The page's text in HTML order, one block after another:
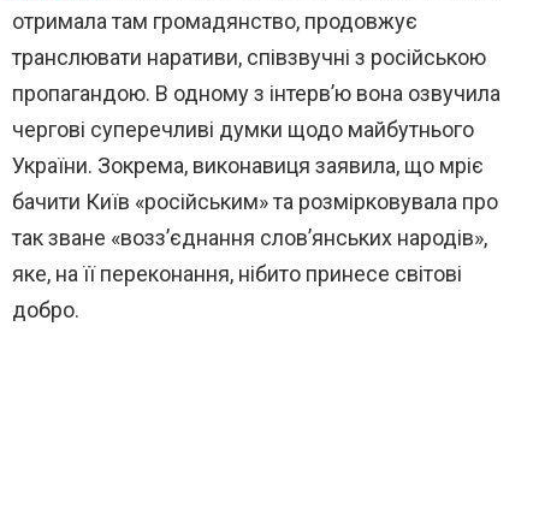
отримала там громадянство, продовжує
транслювати наративи, співзвучні з російською
пропагандою. В одному з інтерв’ю вона озвучила
чергові суперечливі думки щодо майбутнього
України. Зокрема, виконавиця заявила, що мріє
бачити Київ «російським» та розмірковувала про
так зване «возз’єднання слов’янських народів»,
яке, на її переконання, нібито принесе світові
добро.